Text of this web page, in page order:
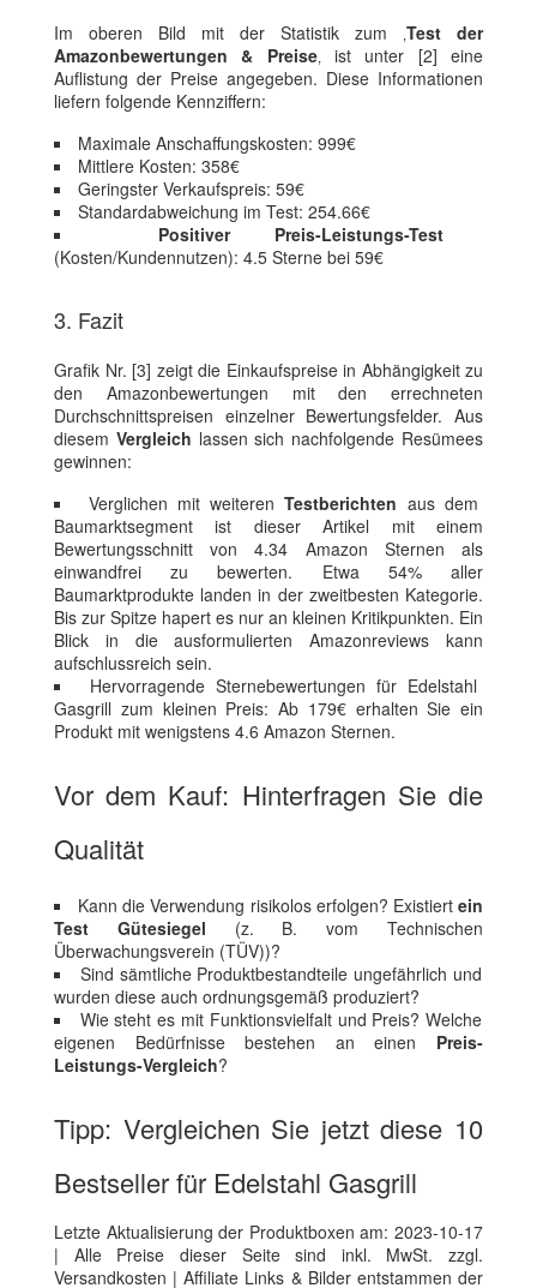
Im oberen Bild mit der Statistik zum ‚Test der
Amazonbewertungen & Preise‚ ist unter [2] eine
Auflistung der Preise angegeben. Diese Informationen
liefern folgende Kennziffern:
Maximale Anschaffungskosten: 999€
Mittlere Kosten: 358€
Geringster Verkaufspreis: 59€
Standardabweichung im Test: 254.66€
Positiver Preis-Leistungs-Test
(Kosten/Kundennutzen): 4.5 Sterne bei 59€
3. Fazit
Grafik Nr. [3] zeigt die Einkaufspreise in Abhängigkeit zu
den Amazonbewertungen mit den errechneten
Durchschnittspreisen einzelner Bewertungsfelder. Aus
diesem Vergleich lassen sich nachfolgende Resümees
gewinnen:
Verglichen mit weiterenTestberichten aus dem
Baumarktsegment ist dieser Artikel mit einem
Bewertungsschnitt von 4.34 Amazon Sternen als
einwandfrei zu bewerten. Etwa 54% aller
Baumarktprodukte landen in der zweitbesten Kategorie.
Bis zur Spitze hapert es nur an kleinen Kritikpunkten. Ein
Blick in die ausformulierten Amazonreviews kann
aufschlussreich sein.
Hervorragende Sternebewertungen für Edelstahl
Gasgrill zum kleinen Preis: Ab 179€ erhalten Sie ein
Produkt mit wenigstens 4.6 Amazon Sternen.
Vor dem Kauf: Hinterfragen Sie die
Qualität
Kann die Verwendung risikolos erfolgen? Existiert ein
Test Gütesiegel (z. B. vom Technischen
Überwachungsverein (TÜV))?
Sind sämtliche Produktbestandteile ungefährlich und
wurden diese auch ordnungsgemäß produziert?
Wie steht es mit Funktionsvielfalt und Preis? Welche
eigenen Bedürfnisse bestehen an einen Preis-
Leistungs-Vergleich?
Tipp: Vergleichen Sie jetzt diese 10
Bestseller für Edelstahl Gasgrill
Letzte Aktualisierung der Produktboxen am: 2023-10-17
| Alle Preise dieser Seite sind inkl. MwSt. zzgl.
Versandkosten | Affiliate Links & Bilder entstammen der